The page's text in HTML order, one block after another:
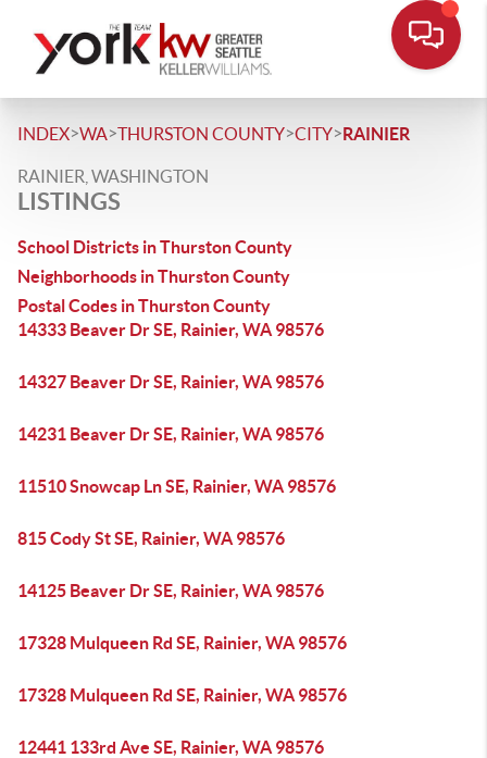
INDEX>WA>THURSTON COUNTY>CITY>RAINIER
RAINIER, WASHINGTON
LISTINGS
School Districts in Thurston County
Neighborhoods in Thurston County
Postal Codes in Thurston County
14333 Beaver Dr SE, Rainier, WA 98576
14327 Beaver Dr SE, Rainier, WA 98576
14231 Beaver Dr SE, Rainier, WA 98576
11510 Snowcap Ln SE, Rainier, WA 98576
815 Cody St SE, Rainier, WA 98576
14125 Beaver Dr SE, Rainier, WA 98576
17328 Mulqueen Rd SE, Rainier, WA 98576
17328 Mulqueen Rd SE, Rainier, WA 98576
12441 133rd Ave SE, Rainier, WA 98576